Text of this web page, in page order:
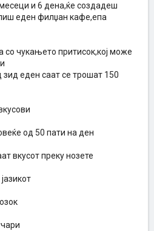
и 6 дена,ќе создадеш
еден филџан кафе,епа
со чукањето притисок,кој може
зид еден саат се трошат 150
од 50 пати на ден
вкусот преку нозете